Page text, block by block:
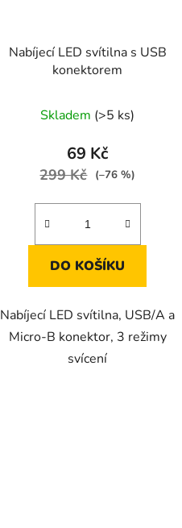
Nabíjecí LED svítilna s USB
konektorem
Skladem (>5 ks)
69 Kč
299 Kč (–76 %)
DO KOŠÍKU
Nabíjecí LED svítilna, USB/A a
Micro-B konektor, 3 režimy
svícení